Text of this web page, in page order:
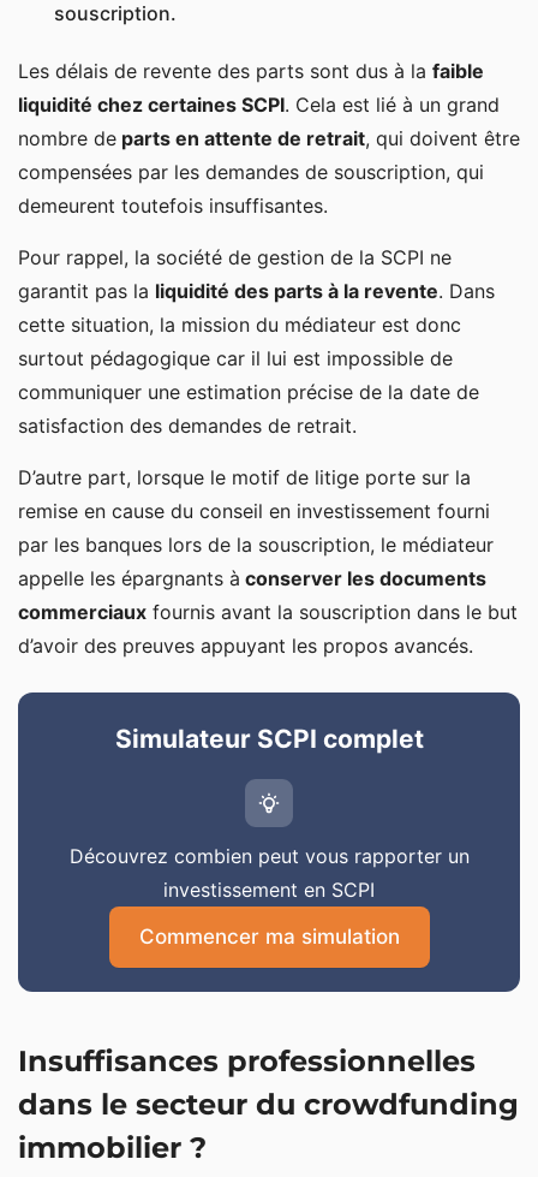
souscription.
Les délais de revente des parts sont dus à la faible
liquidité chez certaines SCPI. Cela est lié à un grand
nombre de parts en attente de retrait, qui doivent être
compensées par les demandes de souscription, qui
demeurent toutefois insuffisantes.
Pour rappel, la société de gestion de la SCPI ne
garantit pas la liquidité des parts à la revente. Dans
cette situation, la mission du médiateur est donc
surtout pédagogique car il lui est impossible de
communiquer une estimation précise de la date de
satisfaction des demandes de retrait.
D’autre part, lorsque le motif de litige porte sur la
remise en cause du conseil en investissement fourni
par les banques lors de la souscription, le médiateur
appelle les épargnants à conserver les documents
commerciaux fournis avant la souscription dans le but
d’avoir des preuves appuyant les propos avancés.
Simulateur SCPI complet
Découvrez combien peut vous rapporter un
investissement en SCPI
Commencer ma simulation
Insuffisances professionnelles
dans le secteur du crowdfunding
immobilier ?